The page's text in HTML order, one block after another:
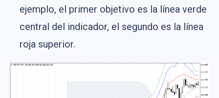
ejemplo, el primer objetivo es la línea verde
central del indicador, el segundo es la línea
roja superior.